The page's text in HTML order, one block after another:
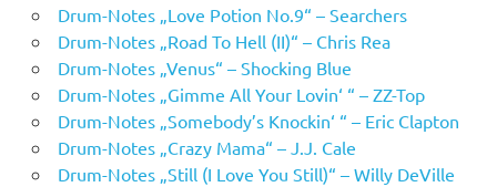
Drum-Notes „Love Potion No.9“ – Searchers
Drum-Notes „Road To Hell (II)“ – Chris Rea
Drum-Notes „Venus“ – Shocking Blue
Drum-Notes „Gimme All Your Lovin‘ “ – ZZ-Top
Drum-Notes „Somebody’s Knockin‘ “ – Eric Clapton
Drum-Notes „Crazy Mama“ – J.J. Cale
Drum-Notes „Still (I Love You Still)“ – Willy DeVille